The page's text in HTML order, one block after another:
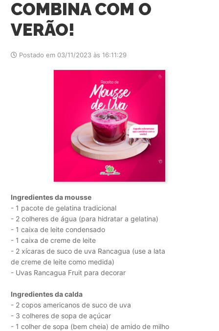
COMBINA COM O
VERÃO!
Postado em 03/11/2023 às 16:11:29
Ingredientes da mousse
- 1 pacote de gelatina tradicional
- 2 colheres de água (para hidratar a gelatina)
- 1 caixa de leite condensado
- 1 caixa de creme de leite
- 2 xícaras de suco de uva Rancagua (use a lata
de creme de leite como medida)
- Uvas Rancagua Fruit para decorar
Ingredientes da calda
- 2 copos americanos de suco de uva
- 3 colheres de sopa de açúcar
- 1 colher de sopa (bem cheia) de amido de milho